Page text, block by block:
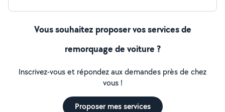
Vous souhaitez proposer vos services de
remorquage de voiture ?
Inscrivez-vous et répondez aux demandes près de chez
vous !
Proposer mes services